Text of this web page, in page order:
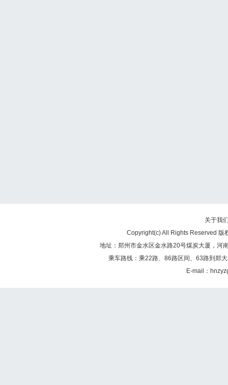
关于我
Copyright(c) All Rights Reserved 版
地址：郑州市金水区金水路20号煤炭大厦，河
乘车路线：乘22路、86路区间、63路到郑
E-mail：